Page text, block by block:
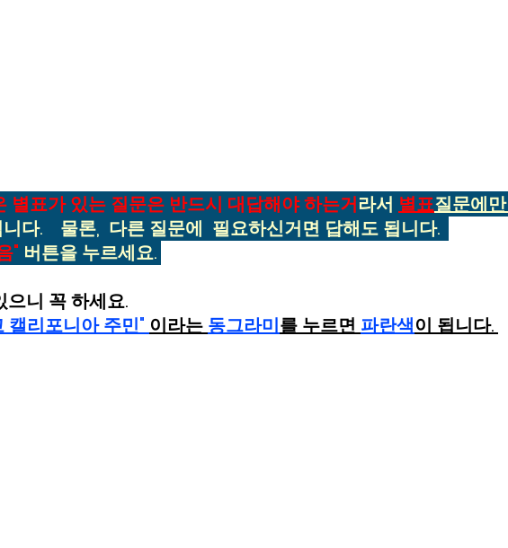
별표가 있는 질문은 반드시 대답해야 하는거라서 별표질문에만
다.    물론,  다른 질문에  필요하신거면 답해도 됩니다.
" 버튼을 누르세요.
으니 꼭 하세요.
캘리포니아 주민" 이라는 동그라미를 누르면 파란색이 됩니다.